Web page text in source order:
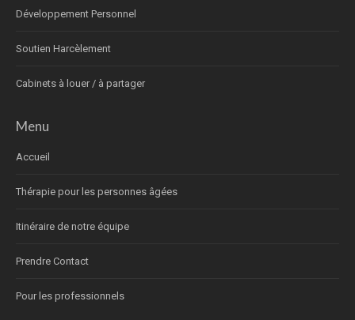
Développement Personnel
Soutien Harcèlement
Cabinets à louer / à partager
Menu
Accueil
Thérapie pour les personnes âgées
Itinéraire de notre équipe
Prendre Contact
Pour les professionnels